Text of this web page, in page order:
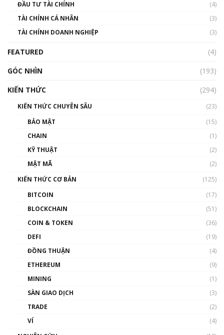
00:02:14
Nhìn lại năm 2022: Những sự kiện ảnh hưởng
đến hệ sinh thái tiền mã hoá | Phổ cập
00:43:47
như thể nào?
00:39:31
Phổ cập Blockchain
thống & Crypto qua các cuộc chiến | Phổ cập
ĐẦU TƯ TÀI CHÍNH
(4)
TÀI CHÍNH CÁ NHÂN
(3)
TÀI CHÍNH DOANH NGHIỆP
(3)
FEATURED
(4)
GÓC NHÌN
(193)
KIẾN THỨC
(294)
KIẾN THỨC CHUYÊN SÂU
(23)
BẢO MẬT
(15)
CHAIN
(1)
KỸ THUẬT
(2)
MẬT MÃ
(2)
KIẾN THỨC CƠ BẢN
(125)
BITCOIN
(17)
BLOCKCHAIN
(51)
COIN & TOKEN
(36)
DEFI
(19)
ĐỒNG THUẬN
(4)
ETHEREUM
(9)
MINING
(1)
SÀN GIAO DỊCH
(3)
TRADE
(2)
VÍ
(4)